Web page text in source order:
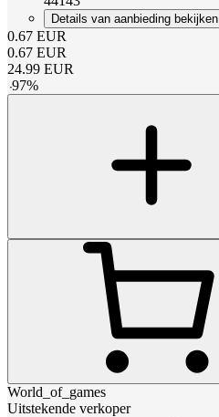
Details van aanbieding bekijken
0.67 EUR
0.67 EUR
24.99 EUR
-97%
World_of_games
Uitstekende verkoper